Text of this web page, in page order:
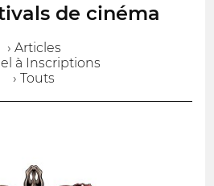
de cinéma
› Articles
à Inscriptions
› Touts